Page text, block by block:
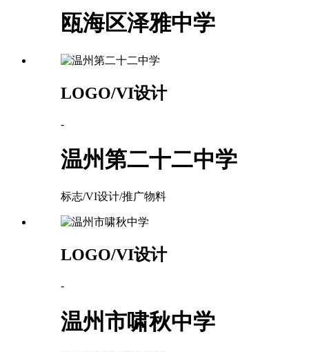
瓯海区泽雅中学
LOGO/VI设计
-
温州第二十二中学
标志/VI设计/推广物料
LOGO/VI设计
-
温州市啸秋中学